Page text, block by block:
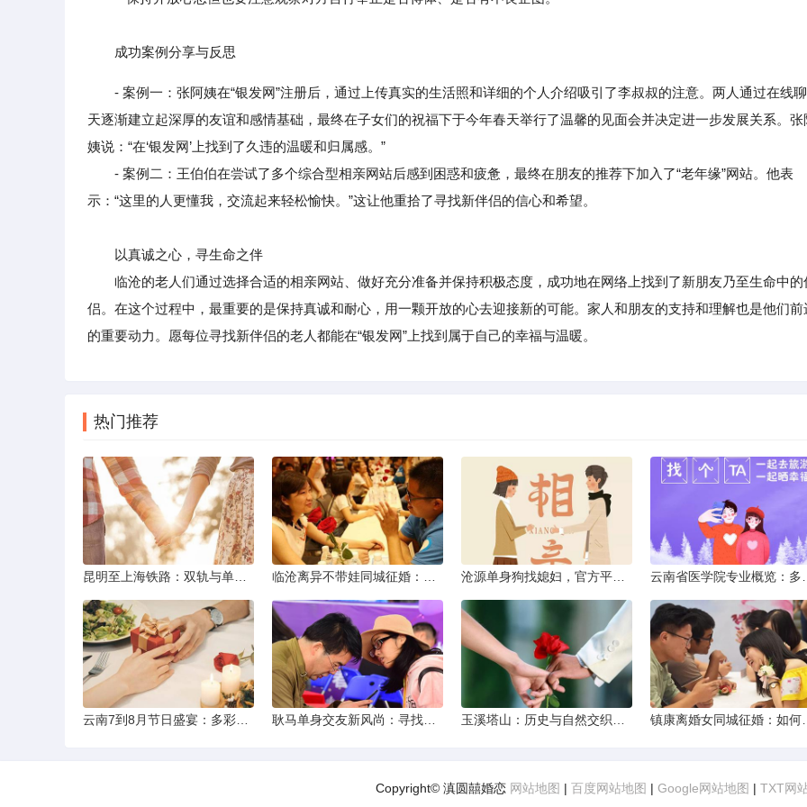
成功案例分享与反思
- 案例一：张阿姨在“银发网”注册后，通过上传真实的生活照和详细的个人介绍吸引了李叔叔的注意。两人通过在线聊
天逐渐建立起深厚的友谊和感情基础，最终在子女们的祝福下于今年春天举行了温馨的见面会并决定进一步发展关系。张
姨说：“在‘银发网’上找到了久违的温暖和归属感。”
- 案例二：王伯伯在尝试了多个综合型相亲网站后感到困惑和疲惫，最终在朋友的推荐下加入了“老年缘”网站。他表
示：“这里的人更懂我，交流起来轻松愉快。”这让他重拾了寻找新伴侣的信心和希望。
以真诚之心，寻生命之伴
临沧的老人们通过选择合适的相亲网站、做好充分准备并保持积极态度，成功地在网络上找到了新朋友乃至生命中的
侣。在这个过程中，最重要的是保持真诚和耐心，用一颗开放的心去迎接新的可能。家人和朋友的支持和理解也是他们前
的重要动力。愿每位寻找新伴侣的老人都能在“银发网”上找到属于自己的幸福与温暖。
热门推荐
Copyright© 滇圆囍婚恋 网站地图 | 百度网站地图 | Google网站地图 | TXT网